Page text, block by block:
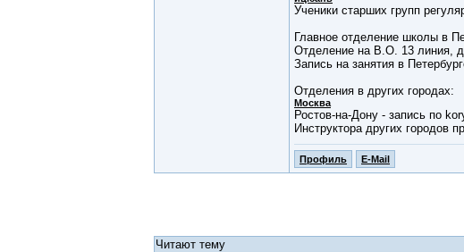
Ученики старших групп
Главное отделение школы в
Отделение на В.О. 13 линия,
Запись на занятия в
Отделения в других городах:
Москва
Ростов-на-Дону - запись по
Инструктора других городов
Профиль E-Mail
Читают тему